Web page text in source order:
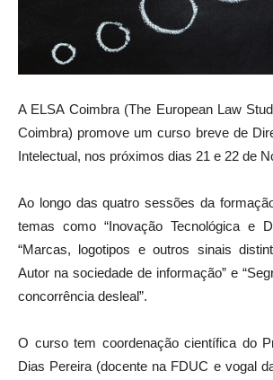
A ELSA Coimbra (The European Law
Coimbra) promove um curso breve de
Intelectual, nos próximos dias 21 e 22 de
Ao longo das quatro sessões da
temas como “Inovação Tecnológica e
“Marcas, logotipos e outros sinais
Autor na sociedade de informação” e
concorrência desleal”.
O curso tem coordenação científica do
Dias Pereira (docente na FDUC e vogal